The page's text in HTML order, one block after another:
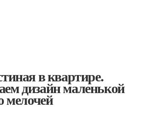
в квартире.
дизайн маленькой
мелочей